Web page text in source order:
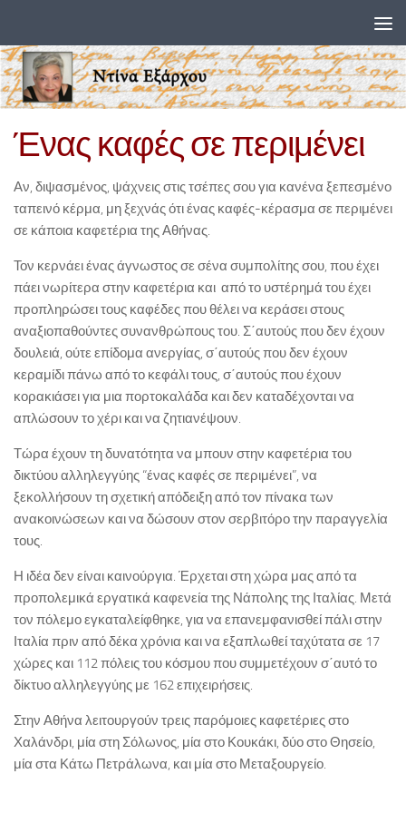
Ένας καφές σε περιμένει
Αν, διψασμένος, ψάχνεις στις τσέπες σου για κανένα ξεπεσμένο
ταπεινό κέρμα, μη ξεχνάς ότι ένας καφές-κέρασμα σε περιμένει
σε κάποια καφετέρια της Αθήνας.
Τον κερνάει ένας άγνωστος σε σένα συμπολίτης σου, που έχει
πάει νωρίτερα στην καφετέρια και από το υστέρημά του έχει
προπληρώσει τους καφέδες που θέλει να κεράσει στους
αναξιοπαθούντες συνανθρώπους του. Σ΄αυτούς που δεν έχουν
δουλειά, ούτε επίδομα ανεργίας, σ΄αυτούς που δεν έχουν
κεραμίδι πάνω από το κεφάλι τους, σ΄αυτούς που έχουν
κορακιάσει για μια πορτοκαλάδα και δεν καταδέχονται να
απλώσουν το χέρι και να ζητιανέψουν.
Τώρα έχουν τη δυνατότητα να μπουν στην καφετέρια του
δικτύου αλληλεγγύης “ένας καφές σε περιμένει”, να
ξεκολλήσουν τη σχετική απόδειξη από τον πίνακα των
ανακοινώσεων και να δώσουν στον σερβιτόρο την παραγγελία
τους.
Η ιδέα δεν είναι καινούργια. Έρχεται στη χώρα μας από τα
προπολεμικά εργατικά καφενεία της Νάπολης της Ιταλίας. Μετά
τον πόλεμο εγκαταλείφθηκε, για να επανεμφανισθεί πάλι στην
Ιταλία πριν από δέκα χρόνια και να εξαπλωθεί ταχύτατα σε 17
χώρες και 112 πόλεις του κόσμου που συμμετέχουν σ΄αυτό το
δίκτυο αλληλεγγύης με 162 επιχειρήσεις.
Στην Αθήνα λειτουργούν τρεις παρόμοιες καφετέριες στο
Χαλάνδρι, μία στη Σόλωνος, μία στο Κουκάκι, δύο στο Θησείο,
μία στα Κάτω Πετράλωνα, και μία στο Μεταξουργείο.